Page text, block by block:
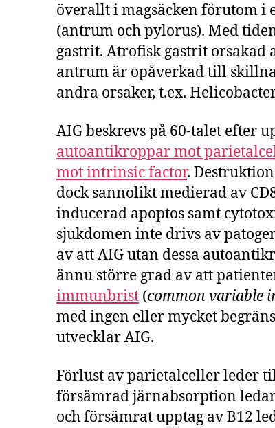
överallt i magsäcken förutom i
(antrum och pylorus). Med
gastrit. Atrofisk gastrit orsakad
antrum är opåverkad till
andra orsaker, t.ex.
AIG beskrevs på 60-talet efter
autoantikroppar mot
mot intrinsic factor.
dock sannolikt medierad av
inducerad apoptos samt
sjukdomen inte drivs av
av att AIG utan dessa
ännu större grad av att
immunbrist (common variable
med ingen eller mycket
utvecklar AIG.
Förlust av parietalceller leder
försämrad järnabsorption
och försämrat upptag av B12